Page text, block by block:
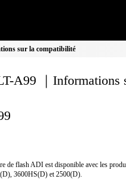
sur la compatibilité
A99 ｜Informations
de flash ADI est disponible avec les
3600HS(D) et 2500(D).